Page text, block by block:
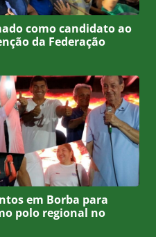
como candidato ao
da Federação
em Borba para
polo regional no